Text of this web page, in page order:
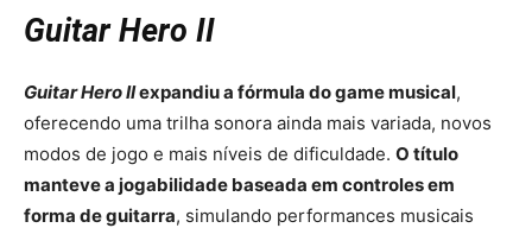
Guitar Hero II
Guitar Hero IIexpandiu a fórmula do game musical,
oferecendo uma trilha sonora ainda mais variada, novos
modos de jogo e mais níveis de dificuldade. O título
manteve a jogabilidade baseada em controles em
forma de guitarra, simulando performances musicais